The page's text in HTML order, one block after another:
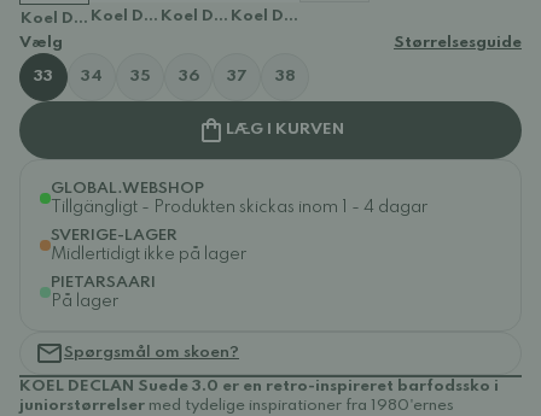
Koel DECLAN Suede 3.0 barefootsneakers - Junior - Coral
Koel DECLAN Suede 3.0 barefootsneakers - Junior -
Koel DECLAN Suede 3.0 barefootsneakers -
Koel DECLAN Suede 3.0
Vælg Størrelsesguide
33 34 35 36 37 38
LÆG I KURVEN
GLOBAL.WEBSHOP
Tillgängligt - Produkten skickas inom 1 - 4 dagar
SVERIGE-LAGER
Midlertidigt ikke på lager
PIETARSAARI
På lager
Spørgsmål om skoen?
KOEL DECLAN Suede 3.0 er en retro-inspireret barfodssko i
juniorstørrelser med tydelige inspirationer fra 1980'ernes